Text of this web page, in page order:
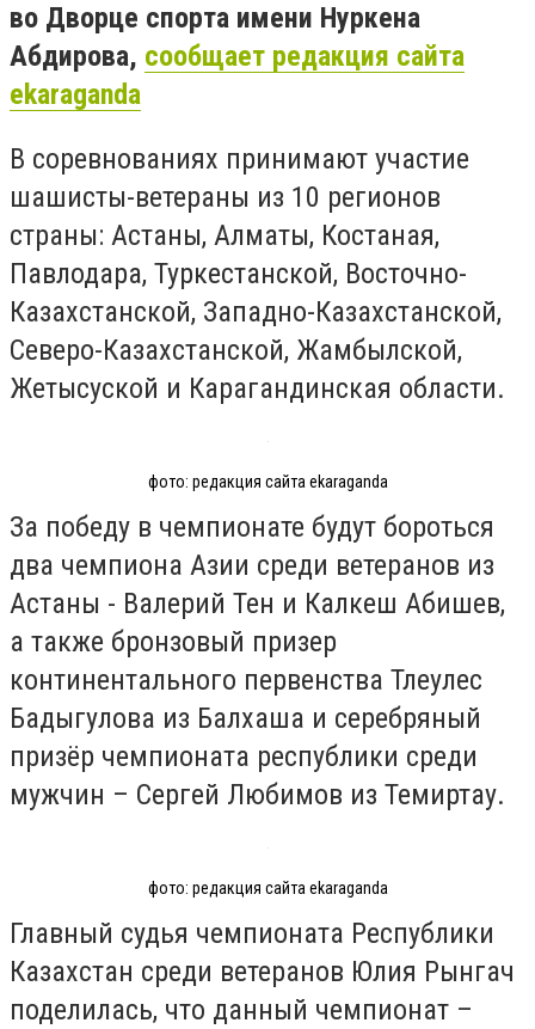
во Дворце спорта имени Нуркена
Абдирова, сообщает редакция сайта
ekaraganda
В соревнованиях принимают участие
шашисты-ветераны из 10 регионов
страны: Астаны, Алматы, Костаная,
Павлодара, Туркестанской, Восточно-
Казахстанской, Западно-Казахстанской,
Северо-Казахстанской, Жамбылской,
Жетысуской и Карагандинская области.
фото: редакция сайта ekaraganda
За победу в чемпионате будут бороться
два чемпиона Азии среди ветеранов из
Астаны - Валерий Тен и Калкеш Абишев,
а также бронзовый призер
континентального первенства Тлеулес
Бадыгулова из Балхаша и серебряный
призёр чемпионата республики среди
мужчин – Сергей Любимов из Темиртау.
фото: редакция сайта ekaraganda
Главный судья чемпионата Республики
Казахстан среди ветеранов Юлия Рынгач
поделилась, что данный чемпионат –